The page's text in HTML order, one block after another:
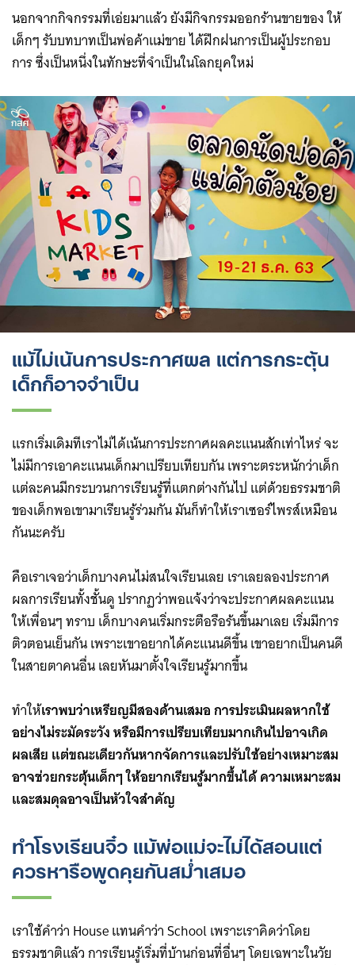
นอกจากกิจกรรมที่เอ่ยมาแล้ว ยังมีกิจกรรมออกร้านขายของ ให้
เด็กๆ รับบทบาทเป็นพ่อค้าแม่ขาย ได้ฝึกฝนการเป็นผู้ประกอบ
การ ซึ่งเป็นหนึ่งในทักษะที่จำเป็นในโลกยุคใหม่
แม้ไม่เน้นการประกาศผล แต่การกระตุ้น
เด็กก็อาจจำเป็น
แรกเริ่มเดิมทีเราไม่ได้เน้นการประกาศผลคะแนนสักเท่าไหร่ จะ
ไม่มีการเอาคะแนนเด็กมาเปรียบเทียบกัน เพราะตระหนักว่าเด็ก
แต่ละคนมีกระบวนการเรียนรู้ที่แตกต่างกันไป แต่ด้วยธรรมชาติ
ของเด็กพอเขามาเรียนรู้ร่วมกัน มันก็ทำให้เราเซอร์ไพรส์เหมือน
กันนะครับ
คือเราเจอว่าเด็กบางคนไม่สนใจเรียนเลย เราเลยลองประกาศ
ผลการเรียนทั้งชั้นดู ปรากฏว่าพอแจ้งว่าจะประกาศผลคะแนน
ให้เพื่อนๆ ทราบ เด็กบางคนเริ่มกระตือรือร้นขึ้นมาเลย เริ่มมีการ
ติวตอนเย็นกัน เพราะเขาอยากได้คะแนนดีขึ้น เขาอยากเป็นคนดี
ในสายตาคนอื่น เลยหันมาตั้งใจเรียนรู้มากขึ้น
ทำให้เราพบว่าเหรียญมีสองด้านเสมอ การประเมินผลหากใช้
อย่างไม่ระมัดระวัง หรือมีการเปรียบเทียบมากเกินไปอาจเกิด
ผลเสีย แต่ขณะเดียวกันหากจัดการและปรับใช้อย่างเหมาะสม
อาจช่วยกระตุ้นเด็กๆ ให้อยากเรียนรู้มากขึ้นได้ ความเหมาะสม
และสมดุลอาจเป็นหัวใจสำคัญ
ทำโรงเรียนจิ๋ว แม้พ่อแม่จะไม่ได้สอนแต่
ควรหารือพูดคุยกันสม่ำเสมอ
เราใช้คำว่า House แทนคำว่า School เพราะเราคิดว่าโดย
ธรรมชาติแล้ว การเรียนรู้เริ่มที่บ้านก่อนที่อื่นๆ โดยเฉพาะในวัย